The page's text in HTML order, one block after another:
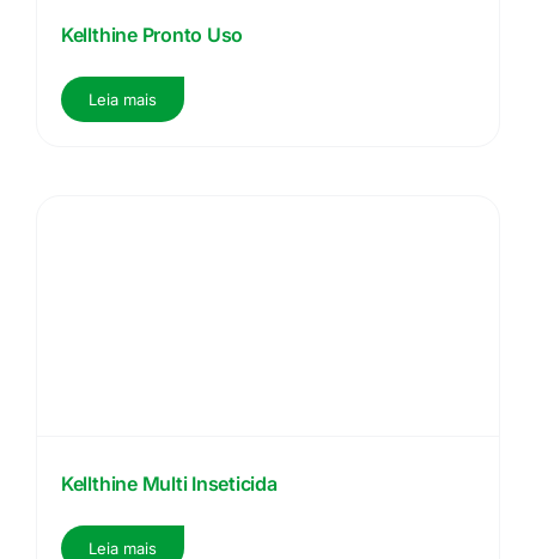
Kellthine Pronto Uso
Leia mais
Kellthine Multi Inseticida
Leia mais